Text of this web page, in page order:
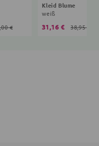
€
Kleid Blume
weiß
31,16 € 38,95 €